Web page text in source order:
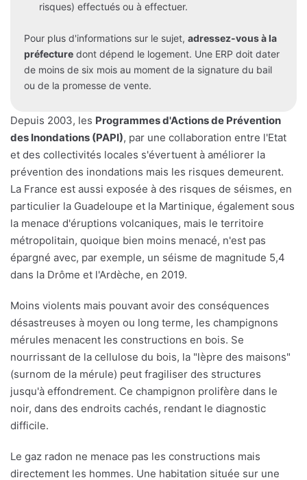
risques) effectués ou à effectuer.
Pour plus d'informations sur le sujet, adressez-vous à la
préfecture dont dépend le logement. Une ERP doit dater
de moins de six mois au moment de la signature du bail
ou de la promesse de vente.
Depuis 2003, les Programmes d'Actions de Prévention
des Inondations (PAPI), par une collaboration entre l'Etat
et des collectivités locales s'évertuent à améliorer la
prévention des inondations mais les risques demeurent.
La France est aussi exposée à des risques de séismes, en
particulier la Guadeloupe et la Martinique, également sous
la menace d'éruptions volcaniques, mais le territoire
métropolitain, quoique bien moins menacé, n'est pas
épargné avec, par exemple, un séisme de magnitude 5,4
dans la Drôme et l'Ardèche, en 2019.
Moins violents mais pouvant avoir des conséquences
désastreuses à moyen ou long terme, les champignons
mérules menacent les constructions en bois. Se
nourrissant de la cellulose du bois, la "lèpre des maisons"
(surnom de la mérule) peut fragiliser des structures
jusqu'à effondrement. Ce champignon prolifère dans le
noir, dans des endroits cachés, rendant le diagnostic
difficile.
Le gaz radon ne menace pas les constructions mais
directement les hommes. Une habitation située sur une